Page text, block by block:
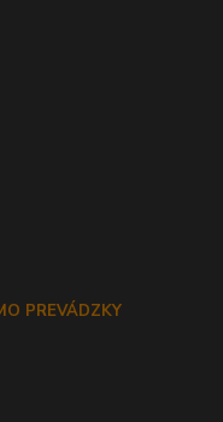
PREVÁDZKY